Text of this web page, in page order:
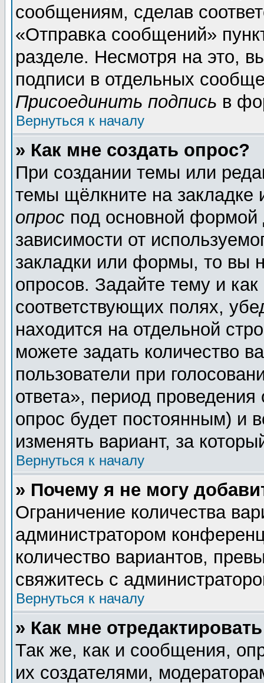
сообщениям, сделав
«Отправка сообщений»
разделе. Несмотря на это,
подписи в отдельных
Присоединить подпись в
Вернуться к началу
» Как мне создать опрос?
При создании темы или
темы щёлкните на
опрос под основной
зависимости от
закладки или формы, то вы
опросов. Задайте тему и
соответствующих полях,
находится на отдельной
можете задать количество
пользователи при
ответа», период проведения
опрос будет постоянным) и
изменять вариант, за
Вернуться к началу
» Почему я не могу
Ограничение количества
администратором
количество вариантов,
свяжитесь с
Вернуться к началу
» Как мне
Так же, как и сообщения,
их создателями,